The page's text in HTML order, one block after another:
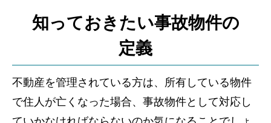
知っておきたい事故物件の
定義
不動産を管理されている方は、所有している物件
で住人が亡くなった場合、事故物件として対応し